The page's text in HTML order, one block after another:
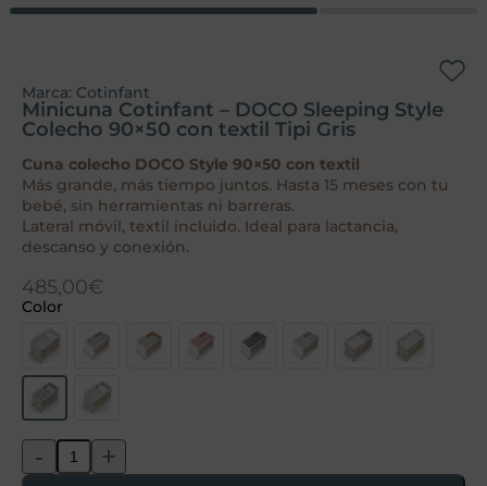
Marca: Cotinfant
Minicuna Cotinfant – DOCO Sleeping Style
Colecho 90×50 con textil Tipi Gris
Cuna colecho DOCO Style 90×50 con textil
Más grande, más tiempo juntos. Hasta 15 meses con tu
bebé, sin herramientas ni barreras.
Lateral móvil, textil incluido. Ideal para lactancia,
descanso y conexión.
485,00€
Color
- +